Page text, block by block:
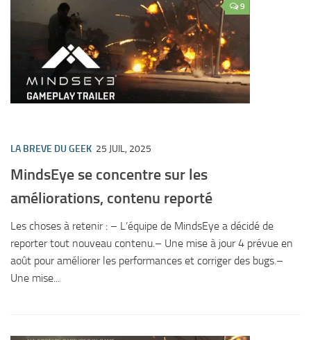
9
LA BREVE DU GEEK 25 JUIL, 2025
MindsEye se concentre sur les
améliorations, contenu reporté
Les choses à retenir : – L’équipe de MindsEye a décidé de
reporter tout nouveau contenu.– Une mise à jour 4 prévue en
août pour améliorer les performances et corriger des bugs.–
Une mise...